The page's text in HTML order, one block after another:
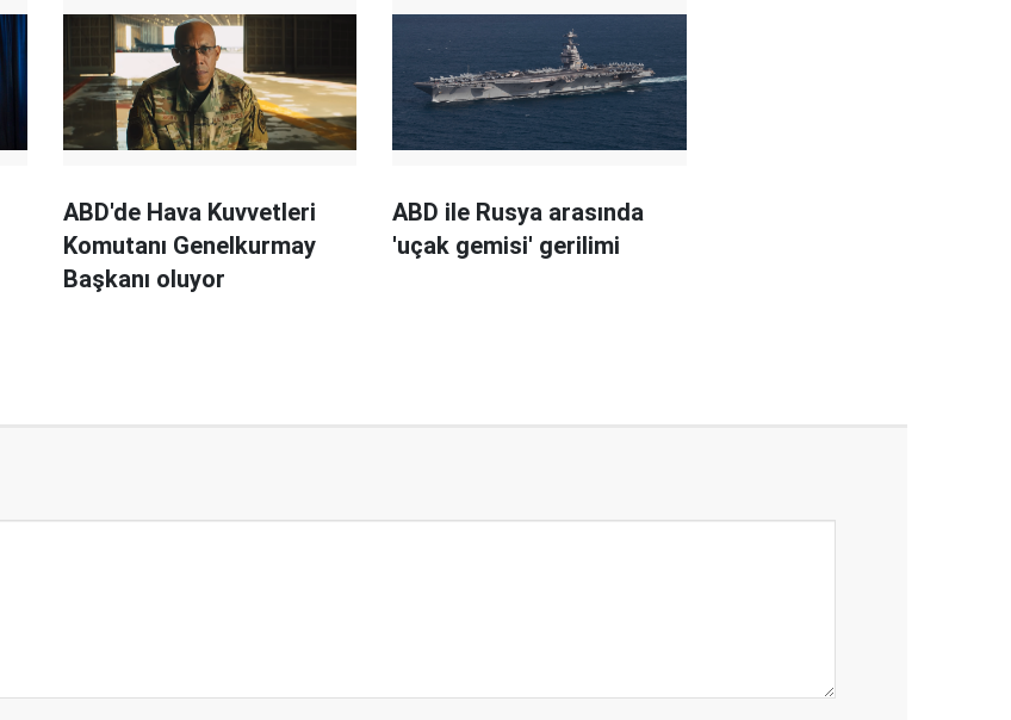
yakalanıyor
ABD'de Hava Kuvvetleri
Komutanı Genelkurmay
Başkanı oluyor
ABD ile Rusya arasında
'uçak gemisi' gerilimi